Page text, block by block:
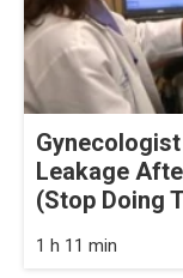
Leakage
(Stop Doing
1 h 11 min